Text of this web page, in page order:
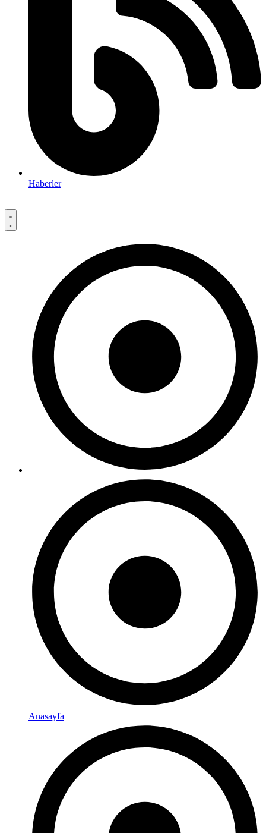
Haberler
Anasayfa